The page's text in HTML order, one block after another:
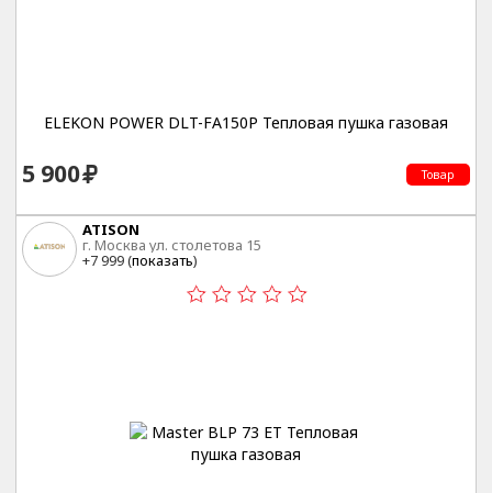
ELEKON POWER DLT-FA150P Тепловая пушка газовая
5 900 Товар
ATISON
г. Москва ул. столетова 15
+7 999 (показать)